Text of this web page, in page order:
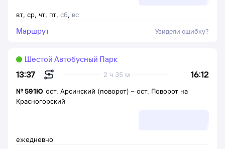
вт, ср, чт, пт, сб, вс
Маршрут Увидели ошибку?
13:37 16:12
2 ч 35 м
Шестой Автобусный Парк
ежедневно
№ 591Ю ост. Арсинский (поворот) – ост. Поворот на
Красногорский